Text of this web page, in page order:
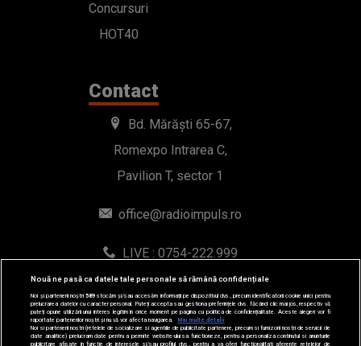
Pavilion T, sector 1
LIVE : 0754-222.999
WhatsApp: 0754-222.999
© 2019-2026 DOGAN MEDIA INTERNATIONAL SA, Toate
drepturile rezervate.
Nouă ne pasă ca datele tale personale să rămână confidențiale
Noi și partenerii noștri589stocăm și/sau accesăm informații pe dispozitivul dvs., precum identificatorii cookie unici pentru
prelucrarea datelor cu caracter personal. Puteți accepta sau gestiona preferințele dvs. făcând clic mai jos, respectiv vă
puteți opune utilizării unui interes legitim în orice moment pe pagina cu politica de confidențialitate. Aceste alegeri vor fi
raportate partenerilor noștri și nu vă vor afecta navigarea.
Mai multe detalii
Noi si partenerii nostri (retelele de socializare si agentiile de publicitate partenere, precum si furnizorii nostri de servicii de
date analitice) prelucram date pentru a permite website-ului sa functioneze, pentru a personaliza continutul si anunturile
publicitare afisate in functie de interesele si/sau profilul dvs., pentru a va oferi functionalitati aferente retelelor de